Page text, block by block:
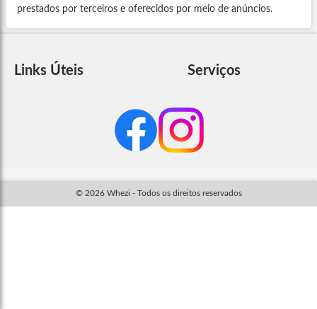
prestados por terceiros e oferecidos por meio de anúncios.
Links Úteis Serviços
© 2026 Whezi - Todos os direitos reservados